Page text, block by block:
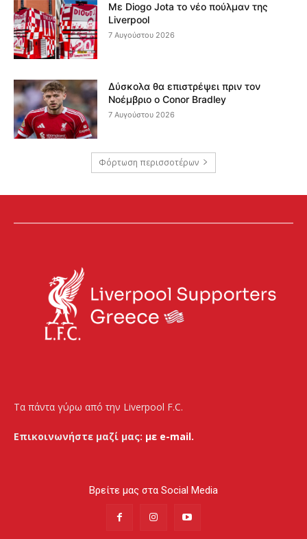
Με Diogo Jota το νέο πούλμαν της
Liverpool
7 Αυγούστου 2026
Δύσκολα θα επιστρέψει πριν τον
Νοέμβριο ο Conor Bradley
7 Αυγούστου 2026
Φόρτωση περισσοτέρων
Τα πάντα γύρω από την Liverpool F.C.
Επικοινωνήστε μαζί μας: με e-mail.
Βρείτε μας στα Social Media